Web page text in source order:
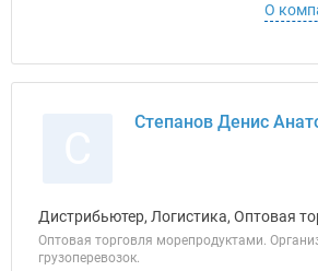
О
Степанов Денис
Дистрибьютер, Логистика, Оптовая
Оптовая торговля морепродуктами.
грузоперевозок.